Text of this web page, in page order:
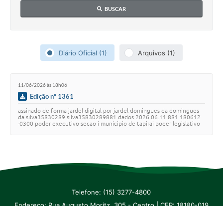
Imprensa
Nota Fiscal Eletrônica - Emissor Nacional
Audiências Públicas
Arquivos para Download
BUSCAR
Diário Oficial (1) Arquivos (1)
11/06/2026 às 18h06
Edição nº 1361
assinado de forma jardel digital por jardel domingues da domingues
da silva35830289 silva35830289881 dados 2026.06.11 881 180612
-0300 poder executivo secao i municipio de tapirai poder legislativo
Telefone: (15) 3277-4800